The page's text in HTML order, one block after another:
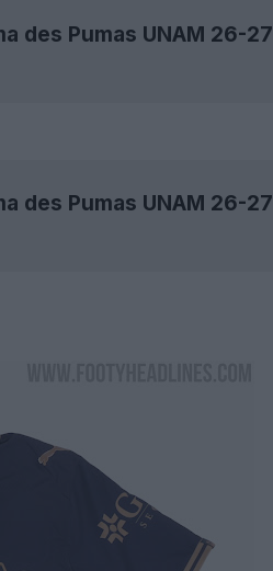
des Pumas UNAM 26-27
des Pumas UNAM 26-27